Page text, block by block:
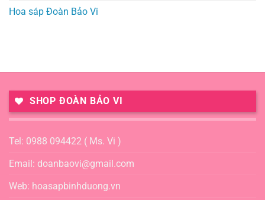
Hoa sáp Đoàn Bảo Vi
SHOP ĐOÀN BẢO VI
Tel: 0988 094422 ( Ms. Vi )
Email: doanbaovi@gmail.com
Web: hoasapbinhduong.vn